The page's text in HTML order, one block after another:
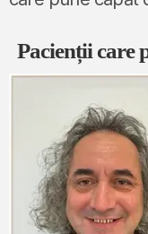
Pacienții care